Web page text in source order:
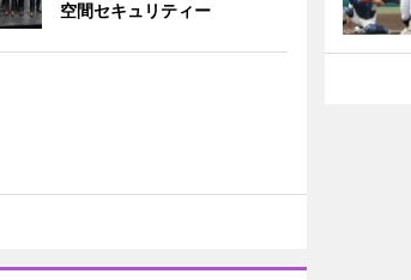
空間セキュリティー